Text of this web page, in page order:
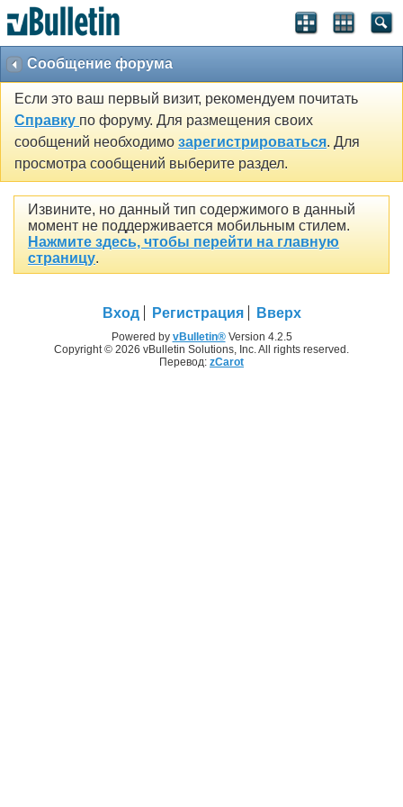
Сообщение форума
Если это ваш первый визит, рекомендуем почитать
Справку по форуму. Для размещения своих
сообщений необходимо зарегистрироваться. Для
просмотра сообщений выберите раздел.
Извините, но данный тип содержимого в данный
момент не поддерживается мобильным стилем.
Нажмите здесь, чтобы перейти на главную
страницу.
Вход Регистрация Вверх
Powered by vBulletin®Version 4.2.5
Copyright © 2026 vBulletin Solutions, Inc. All rights reserved.
Перевод: zCarot